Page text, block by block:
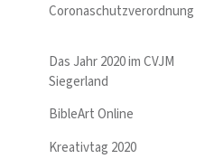
Coronaschutzverordnung
Das Jahr 2020 im CVJM
Siegerland
BibleArt Online
Kreativtag 2020